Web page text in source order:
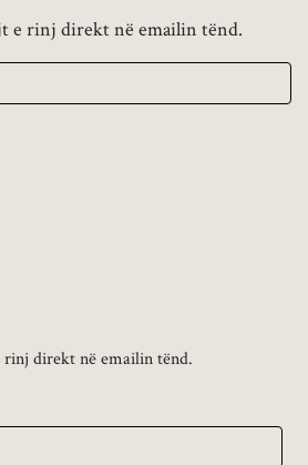
e rinj direkt në emailin tënd.
direkt në emailin tënd.